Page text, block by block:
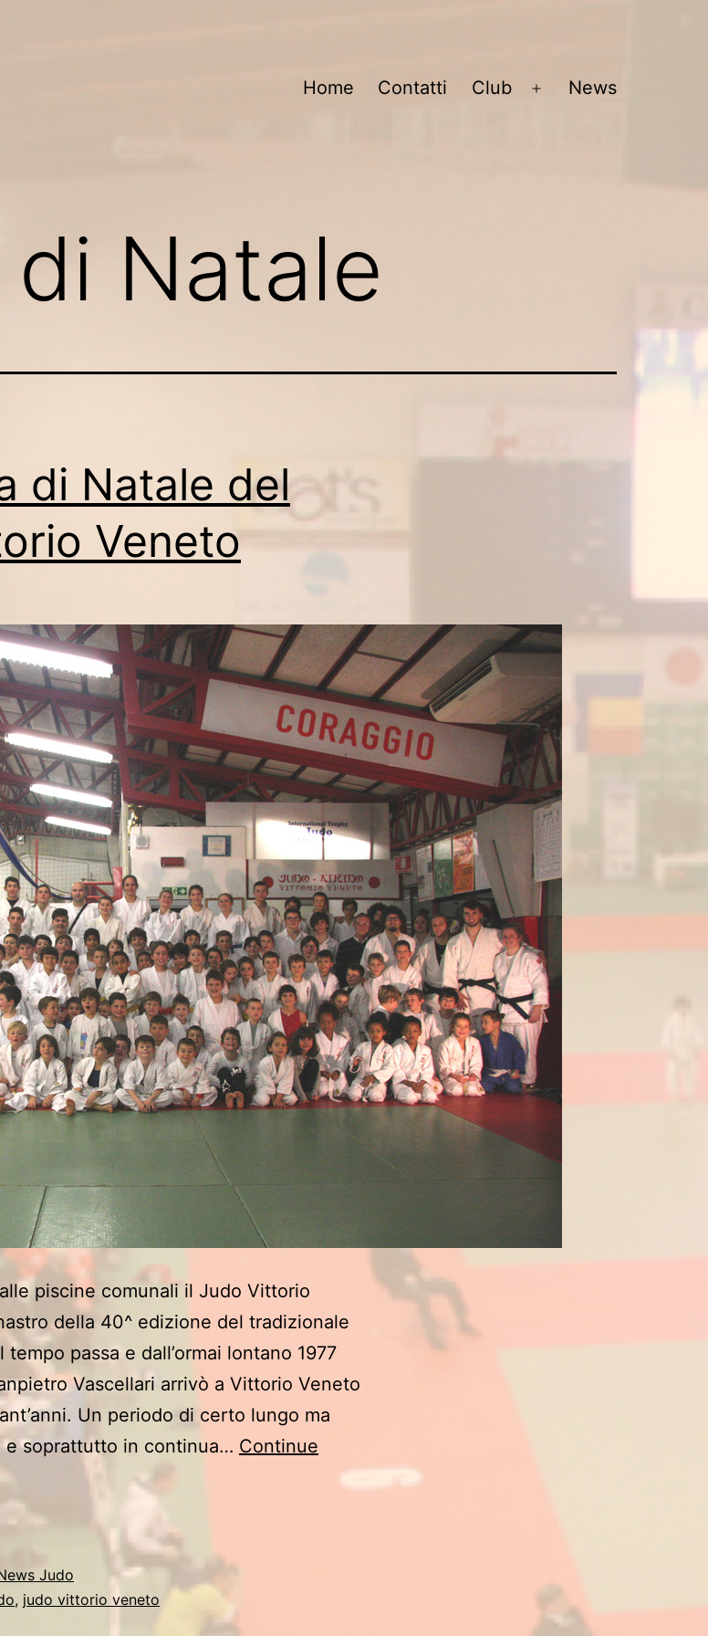
Home Contatti Club
Open
News
di Natale
di Natale del
Veneto
piscine comunali il Judo Vittorio
della 40^ edizione del tradizionale
passa e dall’ormai lontano 1977
Vascellari arrivò a Vittorio Veneto
Un periodo di certo lungo ma
e soprattutto in continua… Continue
Judo
, judo vittorio veneto